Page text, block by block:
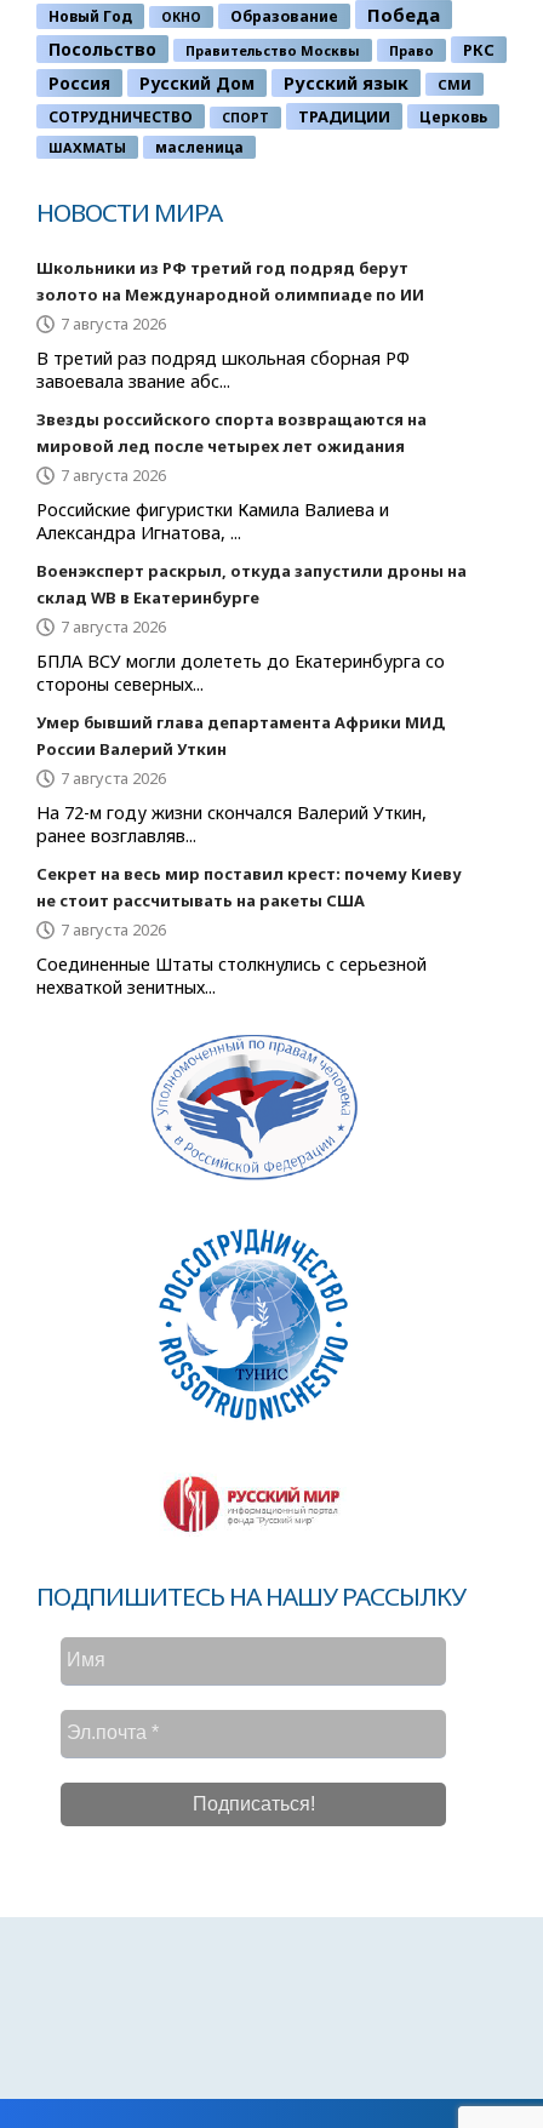
Новый Год ОКНО Образование Победа
Посольство Правительство Москвы Право РКС
Россия Русский Дом Русский язык СМИ
СОТРУДНИЧЕСТВО СПОРТ ТРАДИЦИИ Церковь
ШАХМАТЫ масленица
НОВОСТИ МИРА
Школьники из РФ третий год подряд берут
золото на Международной олимпиаде по ИИ
7 августа 2026
В третий раз подряд школьная сборная РФ
завоевала звание абс...
Звезды российского спорта возвращаются на
мировой лед после четырех лет ожидания
7 августа 2026
Российские фигуристки Камила Валиева и
Александра Игнатова, ...
Военэксперт раскрыл, откуда запустили дроны на
склад WB в Екатеринбурге
7 августа 2026
БПЛА ВСУ могли долететь до Екатеринбурга со
стороны северных...
Умер бывший глава департамента Африки МИД
России Валерий Уткин
7 августа 2026
На 72-м году жизни скончался Валерий Уткин,
ранее возглавляв...
Секрет на весь мир поставил крест: почему Киеву
не стоит рассчитывать на ракеты США
7 августа 2026
Соединенные Штаты столкнулись с серьезной
нехваткой зенитных...
ПОДПИШИТЕСЬ НА НАШУ РАССЫЛКУ